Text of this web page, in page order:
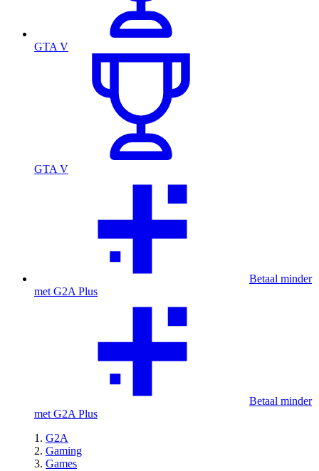
GTA V
GTA V
Betaal minder
met G2A Plus
Betaal minder
met G2A Plus
G2A
Gaming
Games